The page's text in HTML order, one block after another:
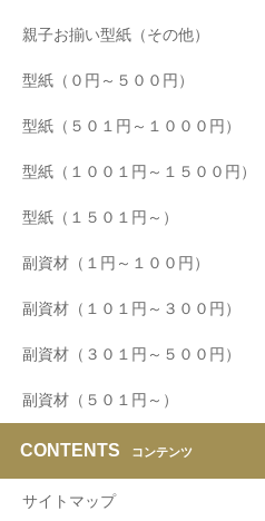
親子お揃い型紙（その他）
型紙（０円～５００円）
型紙（５０１円～１０００円）
型紙（１００１円～１５００円）
型紙（１５０１円～）
副資材（１円～１００円）
副資材（１０１円～３００円）
副資材（３０１円～５００円）
副資材（５０１円～）
CONTENTS コンテンツ
サイトマップ